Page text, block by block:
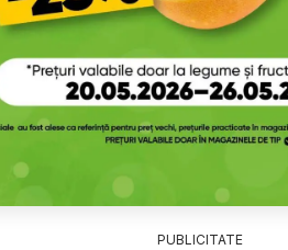
PUBLICITATE